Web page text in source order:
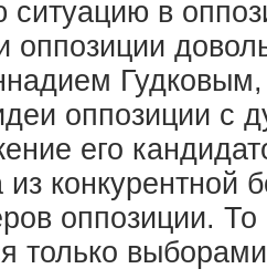
ситуацию в
оппозиции с
его
из конкурентной
оппозиции.
только